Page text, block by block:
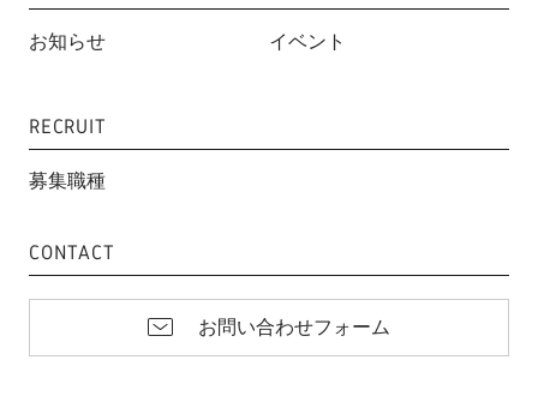
お知らせ イベント
RECRUIT
募集職種
CONTACT
お問い合わせフォーム